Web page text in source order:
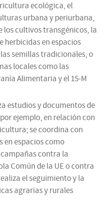
ecológica, el
urbana y periurbana,
los cultivos transgénicos, la
herbicidas en espacios
semillas tradicionales, o
locales como las
Alimentaria y el 15-M
estudios y documentos de
ejemplo, en relación con
se coordina con
en espacios como
contra la
Común de la UE o contra
el seguimiento y la
agrarias y rurales